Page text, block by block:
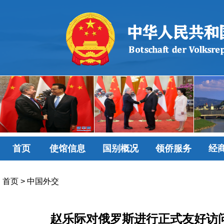
首页 使馆信息 国别概况 领侨服务 经
首页 > 中国外交
赵乐际对俄罗斯进行正式友好